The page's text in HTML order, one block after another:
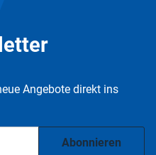
Angebote direkt ins
Abonnieren